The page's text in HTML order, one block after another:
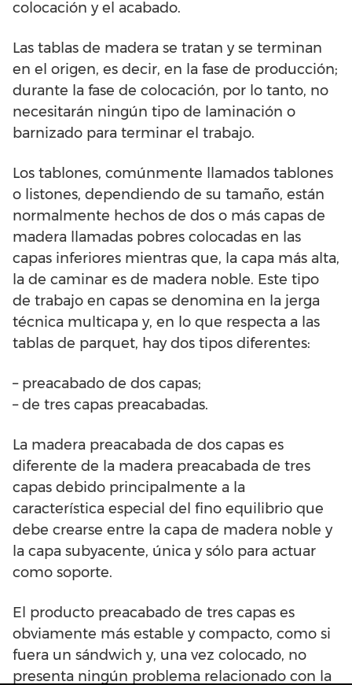
colocación y el acabado.
Las tablas de madera se tratan y se terminan
en el origen, es decir, en la fase de producción;
durante la fase de colocación, por lo tanto, no
necesitarán ningún tipo de laminación o
barnizado para terminar el trabajo.
Los tablones, comúnmente llamados tablones
o listones, dependiendo de su tamaño, están
normalmente hechos de dos o más capas de
madera llamadas pobres colocadas en las
capas inferiores mientras que, la capa más alta,
la de caminar es de madera noble. Este tipo
de trabajo en capas se denomina en la jerga
técnica multicapa y, en lo que respecta a las
tablas de parquet, hay dos tipos diferentes:
– preacabado de dos capas;
– de tres capas preacabadas.
La madera preacabada de dos capas es
diferente de la madera preacabada de tres
capas debido principalmente a la
característica especial del fino equilibrio que
debe crearse entre la capa de madera noble y
la capa subyacente, única y sólo para actuar
como soporte.
El producto preacabado de tres capas es
obviamente más estable y compacto, como si
fuera un sándwich y, una vez colocado, no
presenta ningún problema relacionado con la